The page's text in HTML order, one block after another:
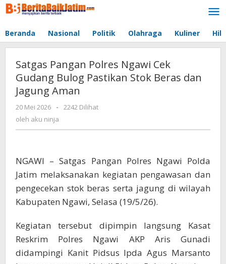
Lewati
ke
Beranda Nasional Politik Olahraga Kuliner
Satgas Pangan Polres Ngawi Cek
Gudang Bulog Pastikan Stok Beras dan
Jagung Aman
20 Mei 2026
oleh
aku
-
2242 Dilihat
oleh aku ninja
NGAWI – Satgas Pangan Polres Ngawi Polda
Jatim melaksanakan kegiatan pengawasan dan
pengecekan stok beras serta jagung di wilayah
Kabupaten Ngawi, Selasa (19/5/26).
Kegiatan tersebut dipimpin langsung Kasat
Reskrim Polres Ngawi AKP Aris Gunadi
didampingi Kanit Pidsus Ipda Agus Marsanto